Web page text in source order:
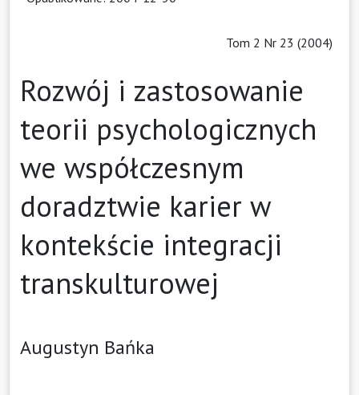
Tom 2 Nr 23 (2004)
Rozwój i zastosowanie
teorii psychologicznych
we współczesnym
doradztwie karier w
kontekście integracji
transkulturowej
Augustyn Bańka